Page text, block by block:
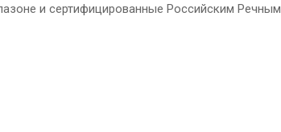
и сертифицированные Российским Речным